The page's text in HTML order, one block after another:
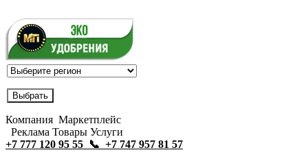
Компания Маркетплейс
Реклама Товары Услуги
+7 777 120 95 55 📞 +7 747 957 81 57